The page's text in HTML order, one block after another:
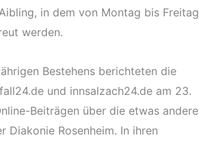
in dem von Montag bis Freitag
werden.
Bestehens berichteten die
und innsalzach24.de am 23.
Beiträgen über die etwas andere
Diakonie Rosenheim. In ihren